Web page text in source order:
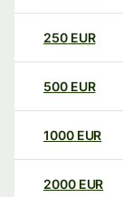
250 EUR
500 EUR
1000 EUR
2000 EUR